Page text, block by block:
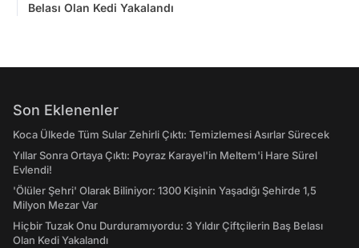
Belası Olan Kedi Yakalandı
Son Eklenenler
Koca Ülkede Tüm Sular Zehirli Çıktı: Temizlemesi Asırlar Sürecek
Yıllar Sonra Ortaya Çıktı: Poyraz Karayel'in Meltem'i Hare Sürel
Evlendi!
'Ölüler Şehri' Olarak Biliniyor: 1300 Kişinin Yaşadığı Şehirde 1,5
Milyon Mezar Var
Hiçbir Tuzak Onu Durduramıyordu: 3 Yıldır Çiftçilerin Baş Belası
Olan Kedi Yakalandı